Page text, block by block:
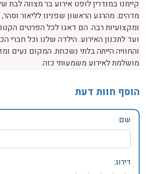
מענה מהיר ויעיל לכל בקשה והתייעצות.
בעננים - וזה הכי חשוב! וכמובן, המיקום
בשפע סייע מאוד.
משפחת משה
מדהים. מהרגע הראשון שפנינו לליאור וסהר,
ועד לתכנון האירוע. הילדה שלנו וכל חברי
והחוויה הייתה בלתי נשכחת. המקום נעים
הוסף חוות דעת